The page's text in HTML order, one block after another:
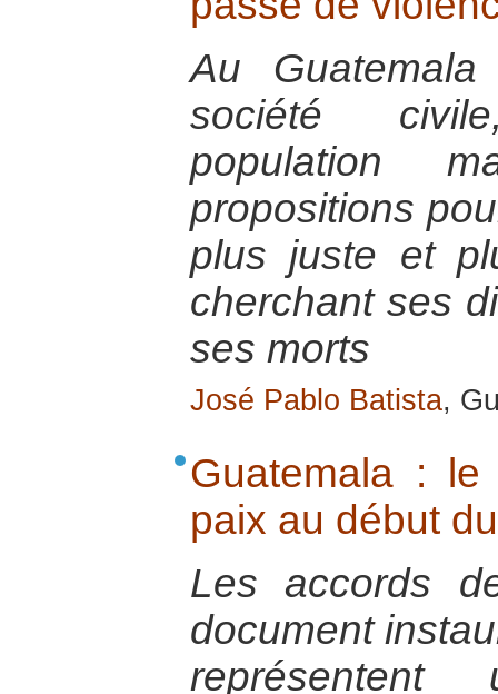
Au
société
population
propositions
plus juste et
cherchant ses
ses morts
José Pablo Batista,
Guatemala :
paix au début
Les accords
document